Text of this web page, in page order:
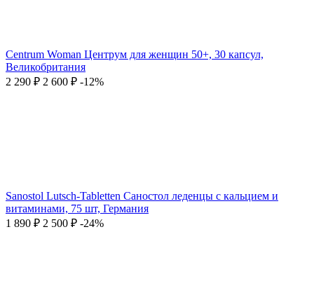
Centrum Woman Центрум для женщин 50+, 30 капсул,
Великобритания
2 290 ₽ 2 600 ₽ -12%
Sanostol Lutsch-Tabletten Саностол леденцы с кальцием и
витаминами, 75 шт, Германия
1 890 ₽ 2 500 ₽ -24%